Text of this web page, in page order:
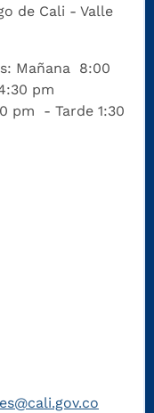
de Cali - Valle
Mañana 8:00
pm
pm - Tarde 1:30